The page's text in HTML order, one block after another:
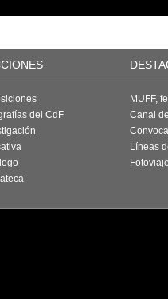
del CdF
MUFF,
Canal
Líneas